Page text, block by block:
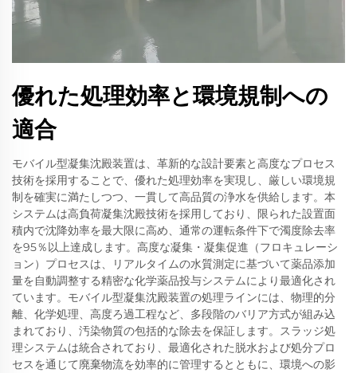
優れた処理効率と環境規制への
適合
モバイル型凝集沈殿装置は、革新的な設計要素と高度なプロセス
技術を採用することで、優れた処理効率を実現し、厳しい環境規
制を確実に満たしつつ、一貫して高品質の浄水を供給します。本
システムは高負荷凝集沈殿技術を採用しており、限られた設置面
積内で沈降効率を最大限に高め、通常の運転条件下で濁度除去率
を95％以上達成します。高度な凝集・凝集促進（フロキュレーシ
ョン）プロセスは、リアルタイムの水質測定に基づいて薬品添加
量を自動調整する精密な化学薬品投与システムにより最適化され
ています。モバイル型凝集沈殿装置の処理ラインには、物理的分
離、化学処理、高度ろ過工程など、多段階のバリア方式が組み込
まれており、汚染物質の包括的な除去を保証します。スラッジ処
理システムは統合されており、最適化された脱水および処分プロ
セスを通じて廃棄物流を効率的に管理するとともに、環境への影